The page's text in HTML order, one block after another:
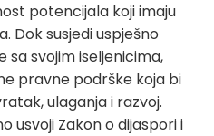
potencijala koji imaju
Dok susjedi uspješno
sa svojim iseljenicima,
pravne podrške koja bi
ulaganja i razvoj.
usvoji Zakon o dijaspori i